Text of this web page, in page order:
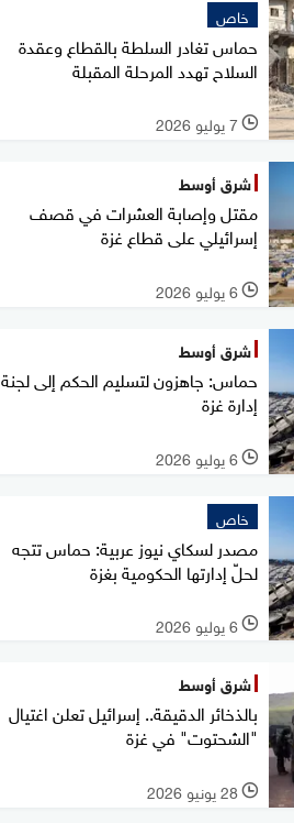
خاص
حماس تغادر السلطة بالقطاع وعقدة
السلاح تهدد المرحلة المقبلة
l 7 يوليو 2026
شرق أوسط
مقتل وإصابة العشرات في قصف
إسرائيلي على قطاع غزة
l 6 يوليو 2026
شرق أوسط
حماس: جاهزون لتسليم الحكم إلى لجنة
إدارة غزة
l 6 يوليو 2026
خاص
مصدر لسكاي نيوز عربية: حماس تتجه
لحلّ إدارتها الحكومية بغزة
l 6 يوليو 2026
شرق أوسط
بالذخائر الدقيقة.. إسرائيل تعلن اغتيال
"الشحتوت" في غزة
l 28 يونيو 2026